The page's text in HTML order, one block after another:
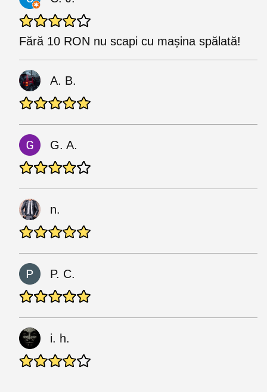
Fără 10 RON nu scapi cu mașina spălată!
A. B.
G. A.
n.
P. C.
i. h.